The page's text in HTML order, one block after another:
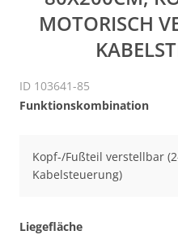
OTORISCH
ID 103641-85
Funktionskombination
Kopf-/Fußteil verstellbar
Kabelsteuerung)
Liegefläche